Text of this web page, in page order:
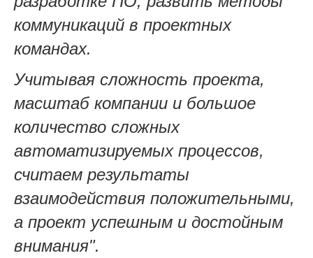
коммуникаций в проектных
командах.
Учитывая сложность проекта,
масштаб компании и большое
количество сложных
автоматизируемых процессов,
считаем результаты
взаимодействия положительными,
а проект успешным и достойным
внимания".